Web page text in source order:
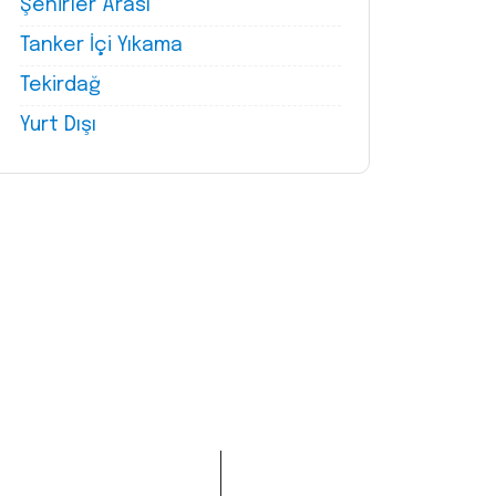
Şehirler Arası
Tanker İçi Yıkama
Tekirdağ
Yurt Dışı